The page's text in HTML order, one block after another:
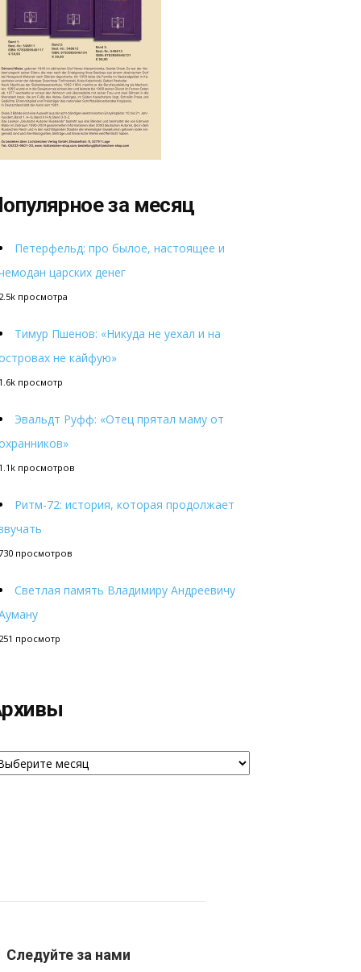
за месяц
Петерфельд: про былое, настоящее и
царских денег
просмотра
Тимур Пшенов: «Никуда не уехал и на
не кайфую»
просмотр
Эвальдт Руфф: «Отец прятал маму от
просмотров
Ритм-72: история, которая продолжает
просмотров
Светлая память Владимиру Андреевичу
просмотр
Следуйте за нами